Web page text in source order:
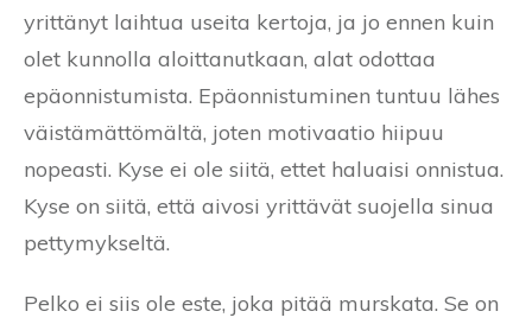
yrittänyt laihtua useita kertoja, ja jo ennen kuin
olet kunnolla aloittanutkaan, alat odottaa
epäonnistumista. Epäonnistuminen tuntuu lähes
väistämättömältä, joten motivaatio hiipuu
nopeasti. Kyse ei ole siitä, ettet haluaisi onnistua.
Kyse on siitä, että aivosi yrittävät suojella sinua
pettymykseltä.
Pelko ei siis ole este, joka pitää murskata. Se on